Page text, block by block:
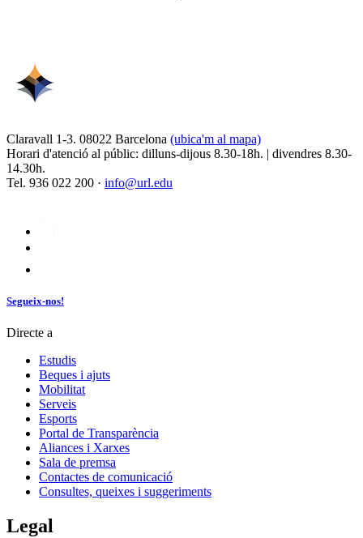
Claravall 1-3. 08022 Barcelona (ubica'm al mapa)
Horari d'atenció al públic: dilluns-dijous 8.30-18h. | divendres 8.30-
14.30h.
Tel. 936 022 200 · info@url.edu
Segueix-nos!
Directe a
Estudis
Beques i ajuts
Mobilitat
Serveis
Esports
Portal de Transparència
Aliances i Xarxes
Sala de premsa
Contactes de comunicació
Consultes, queixes i suggeriments
Legal